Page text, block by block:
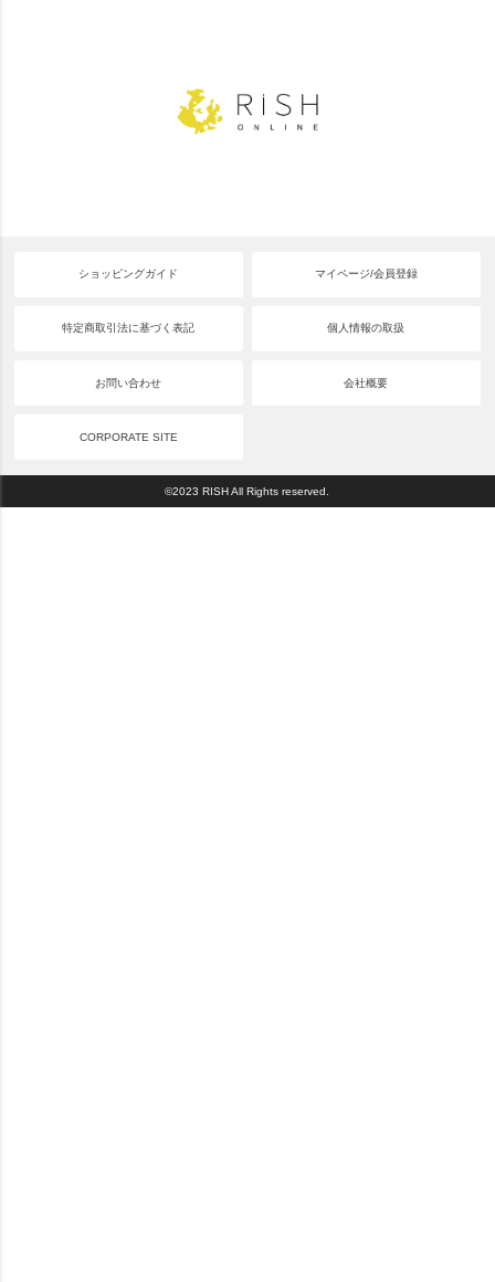
ショッピングガイド マイページ/会員登録
特定商取引法に基づく表記 個人情報の取扱
お問い合わせ 会社概要
CORPORATE SITE
©2023 RISH All Rights reserved.